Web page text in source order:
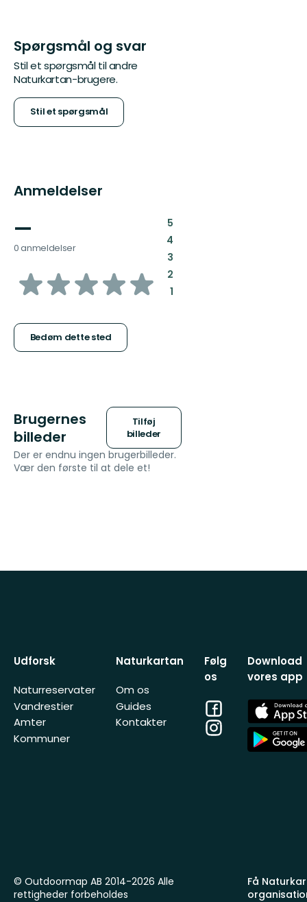
Spørgsmål og svar
Stil et spørgsmål til andre
Naturkartan-brugere.
Stil et spørgsmål
Anmeldelser
—
0 anmeldelser
ud
5
Bedøm dette sted
5:
4:
3:
2:
1:
Brugernes
billeder
Tilføj
billeder
Der er endnu ingen brugerbilleder.
Vær den første til at dele et!
Udforsk
Naturreservater
Vandrestier
Amter
Kommuner
Naturkartan
Om os
Guides
Kontakter
Følg
os
Facebook
Instagram
Download
vores app
App
Store
App
Store
Få
© Outdoormap AB 2014-2026 Alle
rettigheder forbeholdes